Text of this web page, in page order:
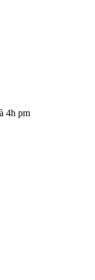
4h pm